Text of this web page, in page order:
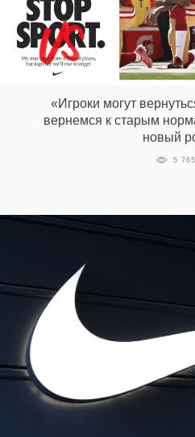
«Игроки могут
вернемся к старым
новый
5 765